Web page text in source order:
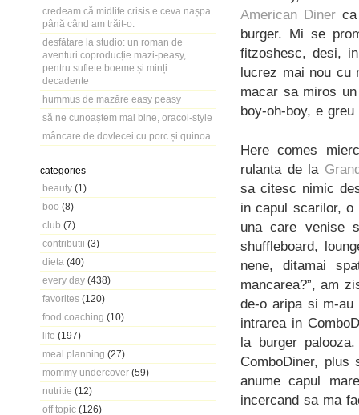
credeam că midlife crisis e ceva nașpa.
până când am trăit-o.
desfătare la studio: un roman de
aventuri coproducție mazi-peasy,
pentru suflete boeme și minți
decadente
hummus de mazăre easy peasy
să ne cunoaștem mai bine, oracol-style
mâncare de dovlecei cu porc și quinoa
categories
beauty (1)
boo (8)
club (7)
contributii (3)
dieta (40)
every day (438)
favorites (120)
food coaching (10)
life (197)
meal planning (27)
mommy undercover (59)
nutritie (12)
off topic (126)
American Dinerca
burger. Mi se
fitzoshesc, desi,
lucrez mai nou cu
macar sa miros
boy-oh-boy, e
Here comes
rulanta de la
sa citesc nimic
in capul scarilor, o
una care venise
shuffleboard,
nene, ditamai
mancarea?”, am
de-o aripa si m-au
intrarea in
la burger
ComboDiner,
anume capul
incercand sa ma